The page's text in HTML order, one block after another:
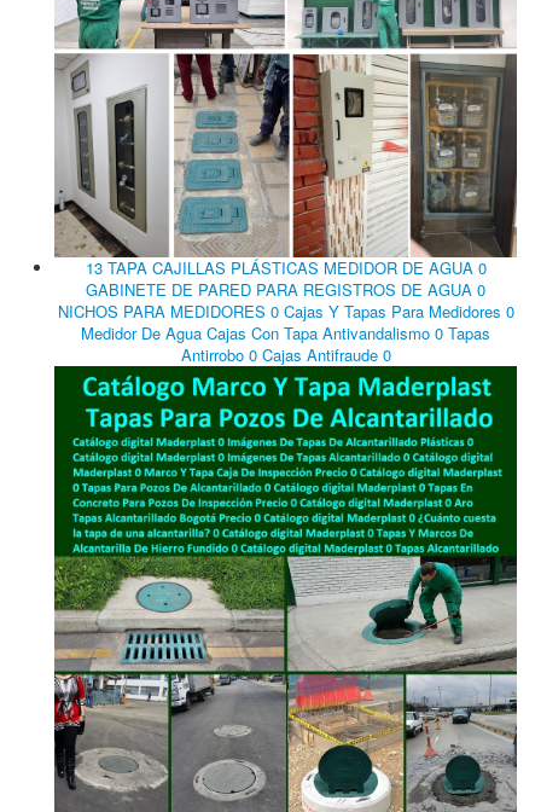
13 TAPA CAJILLAS PLÁSTICAS MEDIDOR DE AGUA 0
GABINETE DE PARED PARA REGISTROS DE AGUA 0
NICHOS PARA MEDIDORES 0 Cajas Y Tapas Para Medidores 0
Medidor De Agua Cajas Con Tapa Antivandalismo 0 Tapas
Antirrobo 0 Cajas Antifraude 0